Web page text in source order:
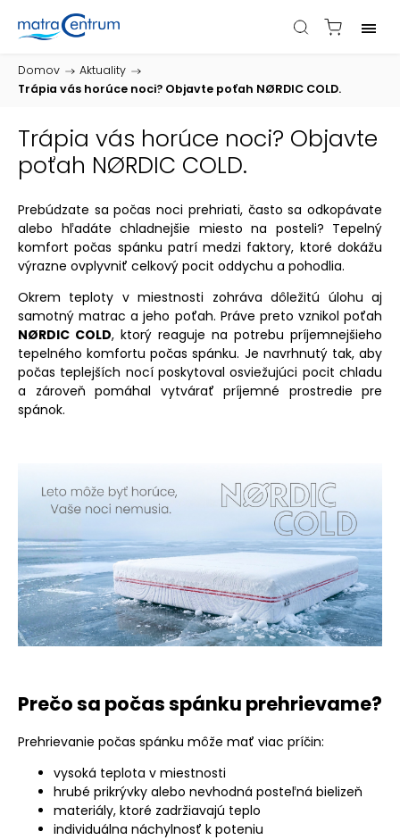
Domov / Aktuality /
Trápia vás horúce noci? Objavte poťah NØRDIC COLD.
Trápia vás horúce noci? Objavte
poťah NØRDIC COLD.
Prebúdzate sa počas noci prehriati, často sa odkopávate
alebo hľadáte chladnejšie miesto na posteli? Tepelný
komfort počas spánku patrí medzi faktory, ktoré dokážu
výrazne ovplyvniť celkový pocit oddychu a pohodlia.
Okrem teploty v miestnosti zohráva dôležitú úlohu aj
samotný matrac a jeho poťah. Práve preto vznikol poťah
NØRDIC COLD, ktorý reaguje na potrebu príjemnejšieho
tepelného komfortu počas spánku. Je navrhnutý tak, aby
počas teplejších nocí poskytoval osviežujúci pocit chladu
a zároveň pomáhal vytvárať príjemné prostredie pre
spánok.
Prečo sa počas spánku prehrievame?
Prehrievanie počas spánku môže mať viac príčin:
vysoká teplota v miestnosti
hrubé prikrývky alebo nevhodná posteľná bielizeň
materiály, ktoré zadržiavajú teplo
individuálna náchylnosť k poteniu